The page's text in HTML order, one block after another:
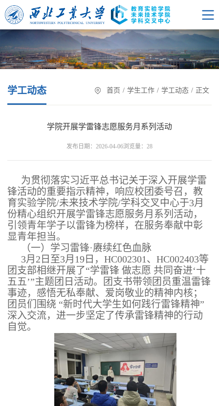
学工动态 首页 / 学生工作 / 学工动态 / 正文
学院开展学雷锋志愿服务月系列活动
发布日期：2026-04-06浏览量： 28
为贯彻落实习近平总书记关于深入开展学雷
锋活动的重要指示精神，响应校团委号召，教
育实验学院/未来技术学院/学科交叉中心于3月
份精心组织开展学雷锋志愿服务月系列活动，
引领青年学子以雷锋为榜样，在服务奉献中彰
显青年担当。
（一） 学习雷锋·赓续红色血脉
3月 2 日至3月 19 日， HC002301 、 HC002403等
团支部相继开展了“学雷锋 做志愿 共同奋进‘十
五五’”主题团日活动。团支书带领团员重温雷锋
事迹，感悟无私奉献、爱岗敬业的精神内核；
团员们围绕 “新时代大学生如何践行雷锋精神”
深入交流，进一步坚定了传承雷锋精神的行动
自觉。